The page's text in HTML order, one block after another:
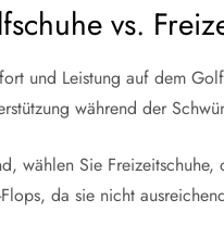
vs.
und Leistung auf dem
während der
wählen Sie
da sie nicht